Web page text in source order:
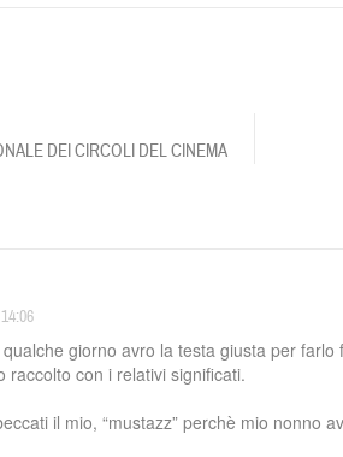
DEI CIRCOLI DEL CINEMA
giorno avro la testa giusta per
raccolto con i relativi significati.
il mio, “mustazz” perchè mio nonno